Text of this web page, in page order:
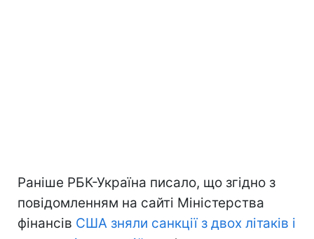
Раніше РБК-Україна писало, що згідно з
повідомленням на сайті Міністерства
фінансів США зняли санкції з двох літаків і